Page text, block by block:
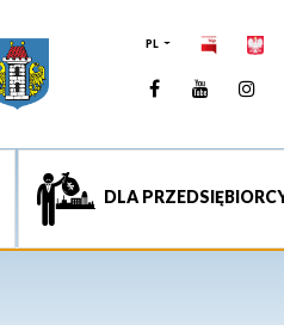
PL
Facebook
DLA